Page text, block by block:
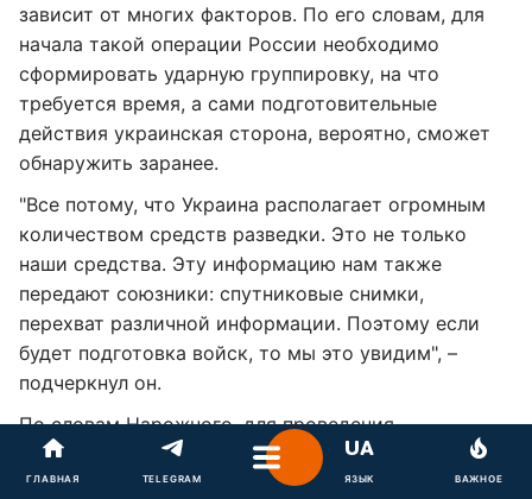
зависит от многих факторов. По его словам, для
начала такой операции России необходимо
сформировать ударную группировку, на что
требуется время, а сами подготовительные
действия украинская сторона, вероятно, сможет
обнаружить заранее.
"Все потому, что Украина располагает огромным
количеством средств разведки. Это не только
наши средства. Эту информацию нам также
передают союзники: спутниковые снимки,
перехват различной информации. Поэтому если
будет подготовка войск, то мы это увидим", –
подчеркнул он.
По словам Нарожного, для проведения
наступательных действий с территории Беларуси
российским войскам необходимо сформировать
ГЛАВНАЯ TELEGRAM ЯЗЫК ВАЖНОЕ